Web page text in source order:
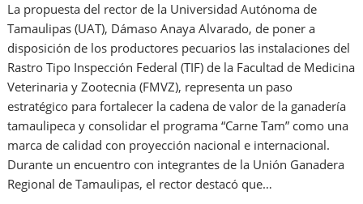
La propuesta del rector de la Universidad Autónoma de
Tamaulipas (UAT), Dámaso Anaya Alvarado, de poner a
disposición de los productores pecuarios las instalaciones del
Rastro Tipo Inspección Federal (TIF) de la Facultad de Medicina
Veterinaria y Zootecnia (FMVZ), representa un paso
estratégico para fortalecer la cadena de valor de la ganadería
tamaulipeca y consolidar el programa “Carne Tam” como una
marca de calidad con proyección nacional e internacional.
Durante un encuentro con integrantes de la Unión Ganadera
Regional de Tamaulipas, el rector destacó que…